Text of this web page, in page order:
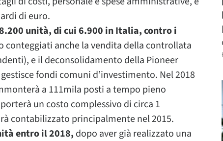
di euro.
unità, di cui 6.900 in Italia, contro i
conteggiati anche la vendita della controllata
e il deconsolidamento della Pioneer
fondi comuni d’investimento. Nel 2018
a 111mila posti a tempo pieno
un costo complessivo di circa 1
contabilizzato principalmente nel 2015.
entro il 2018, dopo aver già realizzato una